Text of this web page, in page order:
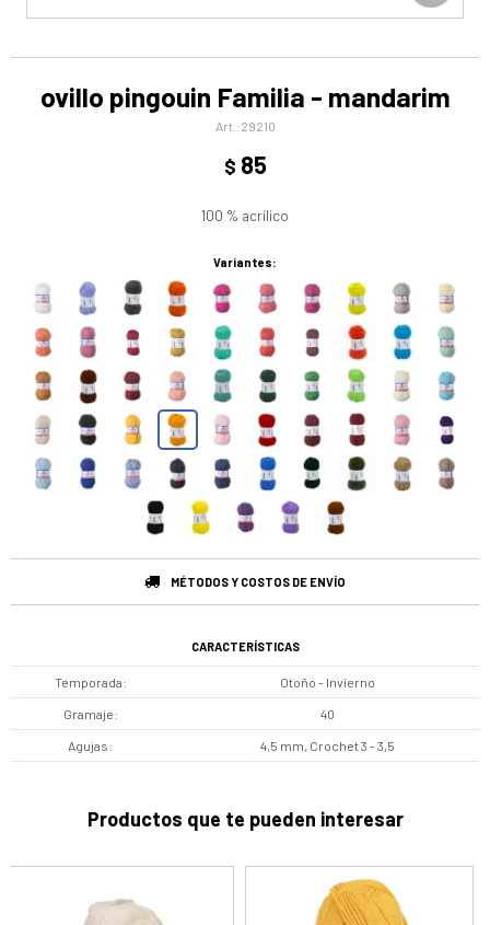
ovillo pingouin Familia - mandarim
29210
$ 85
100 % acrílico
Variantes:
MÉTODOS Y COSTOS DE ENVÍO
CARACTERÍSTICAS
Temporada Otoño - Invierno
Gramaje 40
Agujas 4,5 mm, Crochet 3 - 3,5
Productos que te pueden interesar